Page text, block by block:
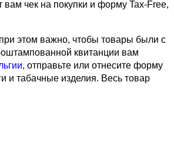
чек на покупки и форму Tax-Free,
этом важно, чтобы товары были с
квитанции вам
отправьте или отнесите форму
и табачные изделия. Весь товар